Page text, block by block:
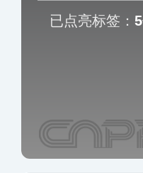
已点亮标签：